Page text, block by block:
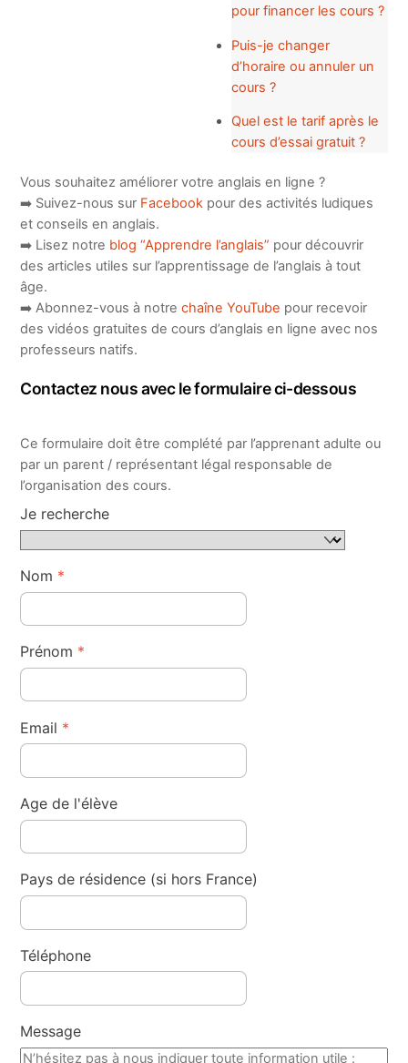
pour financer les cours ?
Puis-je changer
d’horaire ou annuler un
cours ?
Quel est le tarif après le
cours d’essai gratuit ?
Vous souhaitez améliorer votre anglais en ligne ?
➡️ Suivez-nous sur Facebook pour des activités ludiques
et conseils en anglais.
➡️ Lisez notre blog “Apprendre l’anglais” pour découvrir
des articles utiles sur l’apprentissage de l’anglais à tout
âge.
➡️ Abonnez-vous à notrechaîne YouTube pour recevoir
des vidéos gratuites de cours d’anglais en ligne avec nos
professeurs natifs.
Contactez nous avec le formulaire ci-dessous
Ce formulaire doit être complété par l’apprenant adulte ou
par un parent / représentant légal responsable de
l’organisation des cours.
Je recherche
Nom *
Prénom *
Email *
Age de l'élève
Pays de résidence (si hors France)
Téléphone
Message